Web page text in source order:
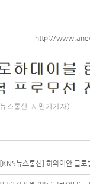
http://
[KNS뉴스통신] 하와이안 글로